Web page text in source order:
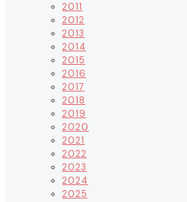
2011
2012
2013
2014
2015
2016
2017
2018
2019
2020
2021
2022
2023
2024
2025